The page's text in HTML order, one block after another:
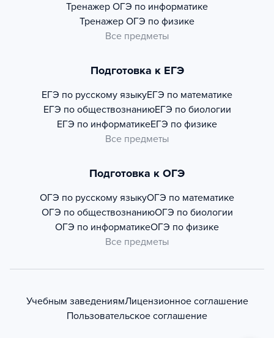
Тренажер ОГЭ по информатике
Тренажер ОГЭ по физике
Все предметы
Подготовка к ЕГЭ
ЕГЭ по русскому языкуЕГЭ по математике
ЕГЭ по обществознаниюЕГЭ по биологии
ЕГЭ по информатикеЕГЭ по физике
Все предметы
Подготовка к ОГЭ
ОГЭ по русскому языкуОГЭ по математике
ОГЭ по обществознаниюОГЭ по биологии
ОГЭ по информатикеОГЭ по физике
Все предметы
Учебным заведениямЛицензионное соглашение
Пользовательское соглашение